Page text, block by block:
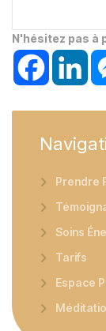
N'hésitez pas à
Prendre
Soins
Tarifs
Espace